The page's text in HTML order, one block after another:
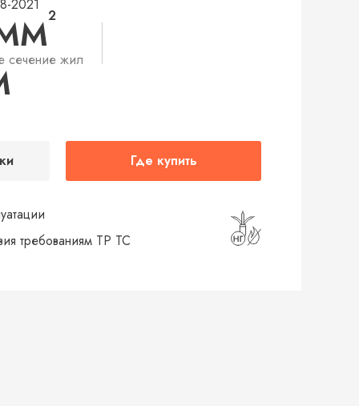
2021
2
сечение жил
Где купить
требованиям ТР ТС